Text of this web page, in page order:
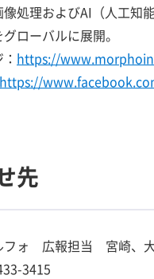
処理およびAI（人工知
ローバルに展開。
https://
https://
先
フォ 広報担当 宮崎、
3415